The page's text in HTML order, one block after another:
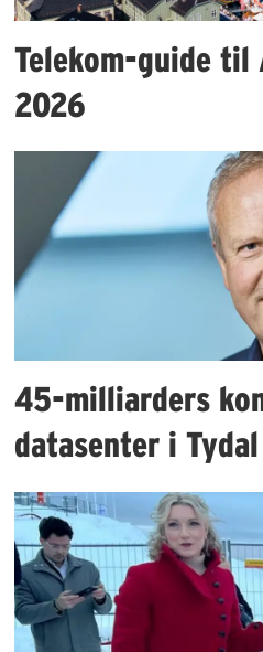
Telekom-guide til
2026
45-milliarders
datasenter i Tydal